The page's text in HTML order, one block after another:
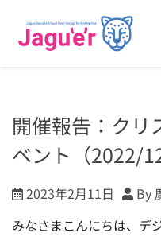
開催報告：クリ
ベント（2022/
2023年2月11日
By
みなさまこんにちは、デ